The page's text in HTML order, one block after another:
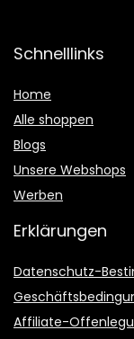
Schnelllinks
Home
Alle shoppen
Blogs
Unsere Webshops
Werben
Erklärungen
Datenschutz-
Affiliate-